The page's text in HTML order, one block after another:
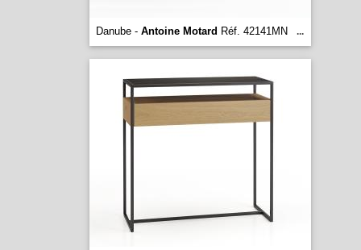
Danube - Antoine Motard Réf. 42141MN ...